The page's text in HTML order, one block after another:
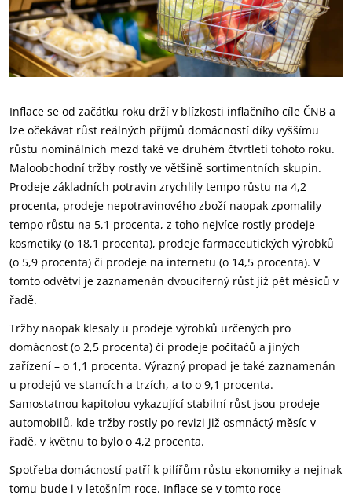
Inflace se od začátku roku drží v blízkosti inflačního cíle ČNB a
lze očekávat růst reálných příjmů domácností díky vyššímu
růstu nominálních mezd také ve druhém čtvrtletí tohoto roku.
Maloobchodní tržby rostly ve většině sortimentních skupin.
Prodeje základních potravin zrychlily tempo růstu na 4,2
procenta, prodeje nepotravinového zboží naopak zpomalily
tempo růstu na 5,1 procenta, z toho nejvíce rostly prodeje
kosmetiky (o 18,1 procenta), prodeje farmaceutických výrobků
(o 5,9 procenta) či prodeje na internetu (o 14,5 procenta). V
tomto odvětví je zaznamenán dvouciferný růst již pět měsíců v
řadě.
Tržby naopak klesaly u prodeje výrobků určených pro
domácnost (o 2,5 procenta) či prodeje počítačů a jiných
zařízení – o 1,1 procenta. Výrazný propad je také zaznamenán
u prodejů ve stancích a trzích, a to o 9,1 procenta.
Samostatnou kapitolou vykazující stabilní růst jsou prodeje
automobilů, kde tržby rostly po revizi již osmnáctý měsíc v
řadě, v květnu to bylo o 4,2 procenta.
Spotřeba domácností patří k pilířům růstu ekonomiky a nejinak
tomu bude i v letošním roce. Inflace se v tomto roce